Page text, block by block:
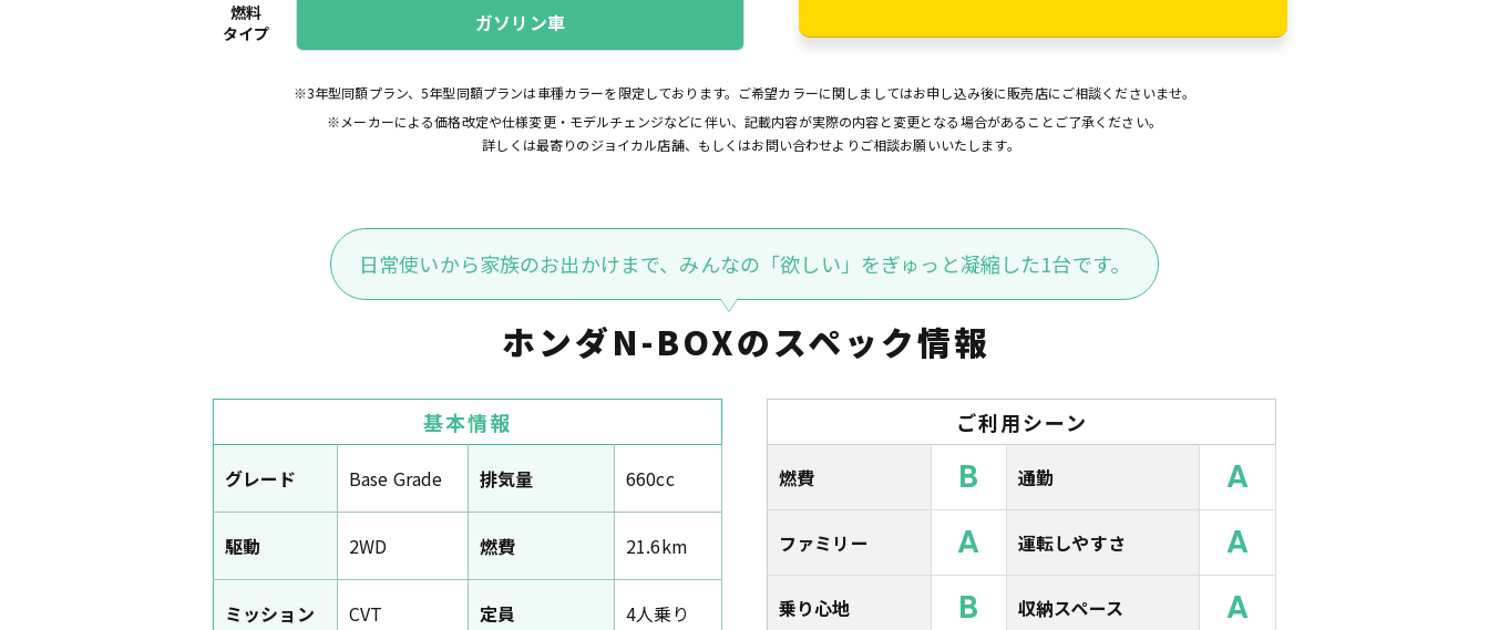
燃料
タイプ
ガソリン車
※3年型同額プラン、5年型同額プランは車種カラーを限定しております。ご希望カラーに関しましてはお申し込み後に販売店にご相談くださいませ。
※メーカーによる価格改定や仕様変更・モデルチェンジなどに伴い、記載内容が実際の内容と変更となる場合があることご了承ください。
詳しくは最寄りのジョイカル店舗、もしくはお問い合わせよりご相談お願いいたします。
日常使いから家族のお出かけまで、みんなの「欲しい」をぎゅっと凝縮した1台です。
ホンダN-BOXのスペック情報
基本情報
グレード Base Grade 排気量 660cc
駆動 2WD 燃費 21.6km
ミッション CVT 定員 4人乗り
ご利用シーン
燃費 B 通勤 A
ファミリー A 運転しやすさ A
乗り心地 B 収納スペース A